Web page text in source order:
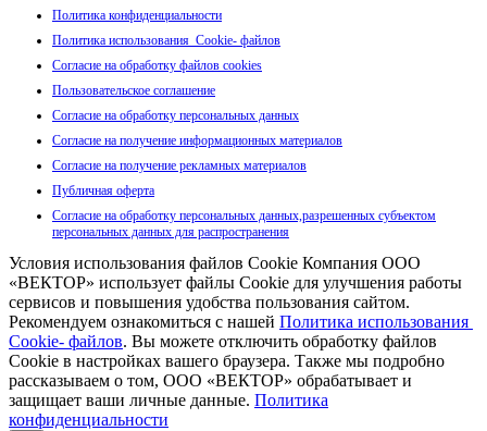
Политика конфиденциальности
Политика использования Cookie- файлов
Согласие на обработку файлов cookies
Пользовательское соглашение
Согласие на обработку персональных данных
Согласие на получение информационных материалов
Согласие на получение рекламных материалов
Публичная оферта
Согласие на обработку персональных данных,разрешенных субъектом
персональных данных для распространения
Условия использования файлов Cookie Компания ООО
«ВЕКТОР» использует файлы Cookie для улучшения работы
сервисов и повышения удобства пользования сайтом.
Рекомендуем ознакомиться с нашей Политика использования
Cookie- файлов. Вы можете отключить обработку файлов
Cookie в настройках вашего браузера. Также мы подробно
рассказываем о том, ООО «ВЕКТОР» обрабатывает и
защищает ваши личные данные. Политика
конфиденциальности